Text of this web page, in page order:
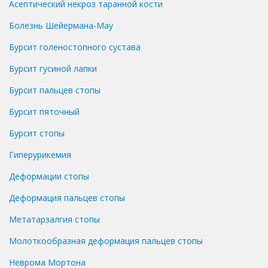
Асептический некроз таранной кости
Болезнь Шейермана-Мау
Бурсит голеностопного сустава
Бурсит гусиной лапки
Бурсит пальцев стопы
Бурсит пяточный
Бурсит стопы
Гиперурикемия
Деформации стопы
Деформация пальцев стопы
Метатарзалгия стопы
Молоткообразная деформация пальцев стопы
Неврома Мортона